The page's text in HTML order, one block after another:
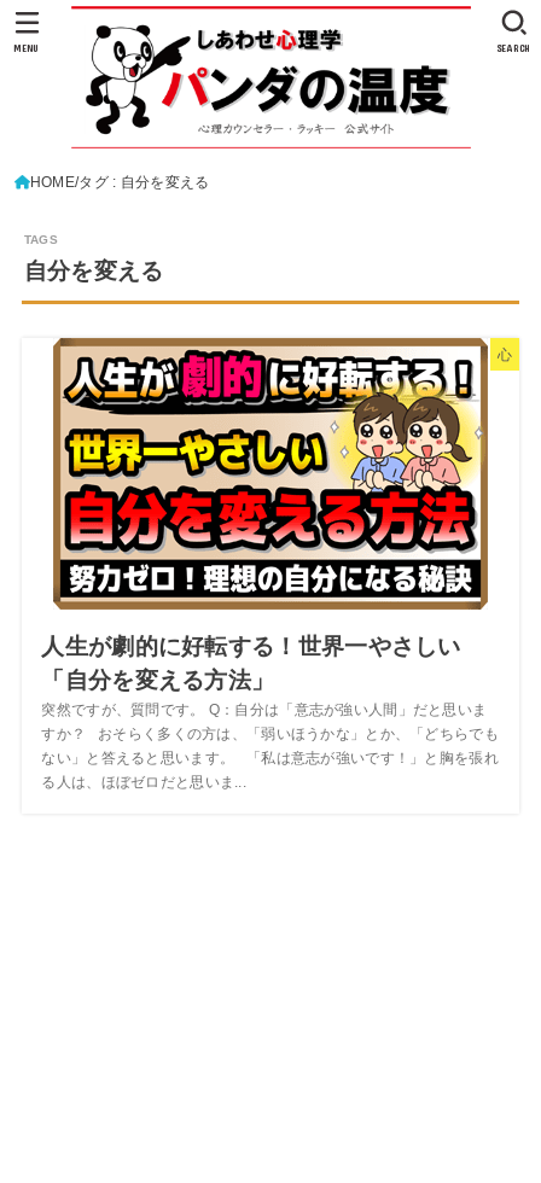
SEARCH
MENU
HOME タグ : 自分を変える
自分を変える
心
人生が劇的に好転する！世界一やさしい
「自分を変える方法」
突然ですが、質問です。 Q：自分は「意志が強い人間」だと思いま
すか？ おそらく多くの方は、「弱いほうかな」とか、「どちらでも
ない」と答えると思います。 「私は意志が強いです！」と胸を張れ
る人は、ほぼゼロだと思いま...